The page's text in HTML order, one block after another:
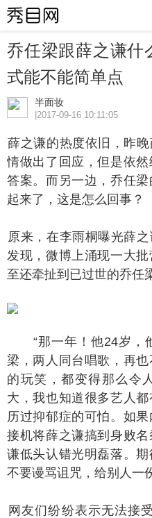
乔任梁跟薛之谦什
式能不能简单点
半面妆
|2017-09-16 10:11:05
谦的热度依旧，昨晚
情做出了回应，但是依
答案。而另一边，乔任
起来了，这是怎么回事？
，在李雨桐曝光薛之
发现，微博上涌现一大
至还牵扯到已过世的乔任
“那一年！他24岁，
梁，两人同台唱歌，再
的玩笑，都变得那么令
大，我也知道很多艺人
历过抑郁症的可怕。如
接机将薛之谦搞到身败
谦低头认错光明磊落。
不要谩骂诅咒，给别人一
们纷纷表示无法接受